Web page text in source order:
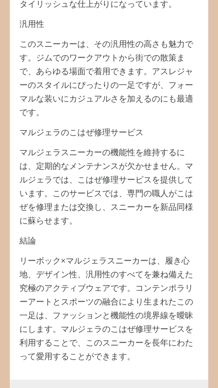
タイリッシュな仕上がりになっています。
汎用性
このスニーカーは、その汎用性の高さも魅力で
す。ジムでのワークアウトから街での散策ま
で、あらゆる場面で着用できます。アスレジャ
ーのスタイルにぴったりの一足ですが、フォー
マルな装いにカジュアルさを加えるのにも最適
です。
マルジェラのこはぜ修理サービス
マルジェラスニーカーの機能性を維持するに
は、定期的なメンテナンスが欠かせません。マ
ルジェラでは、こはぜ修理サービスを提供して
います。このサービスでは、専門の職人がこは
ぜを修理または交換し、スニーカーを新品同様
に蘇らせます。
結論
リーボック×マルジェラスニーカーは、履き心
地、デザイン性、汎用性のすべてを兼ね備えた
究極のアクティブウェアです。コンテンポラリ
ーアートとスポーツの融合により生まれたこの
一足は、ファッションと機能性の境界線を曖昧
にします。マルジェラのこはぜ修理サービスを
利用することで、このスニーカーを長年にわた
って愛用することができます。